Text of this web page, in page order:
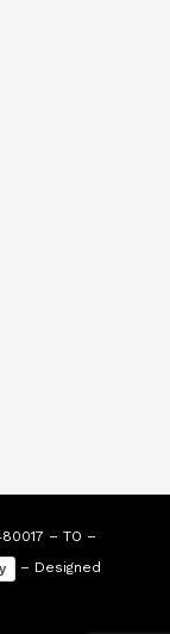
– TO –
– Designed